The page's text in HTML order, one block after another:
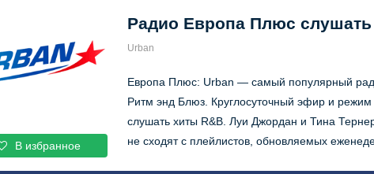
В избранное
Радио Европа Плюс
Urban
Европа Плюс: Urban — самый популярный
Ритм энд Блюз. Круглосуточный эфир и режим
слушать хиты R&B. Луи Джордан и Тина
не сходят с плейлистов, обновляемых